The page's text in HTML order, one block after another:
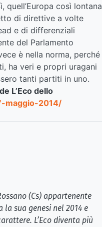
quell’Europa così lontana
di direttive a volte
e di differenziali
del Parlamento
è nella norma, perché
ha veri e propri uragani
tanti partiti in uno.
L’Eco dello
maggio-2014/
(Cs) appartenente
sua genesi nel 2014 e
L’Eco diventa più